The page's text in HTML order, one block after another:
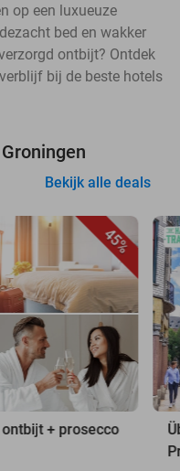
op een luxueuze
bed en wakker
ontbijt? Ontdek
bij de beste hotels
Bekijk alle deals
45%
+ prosecco